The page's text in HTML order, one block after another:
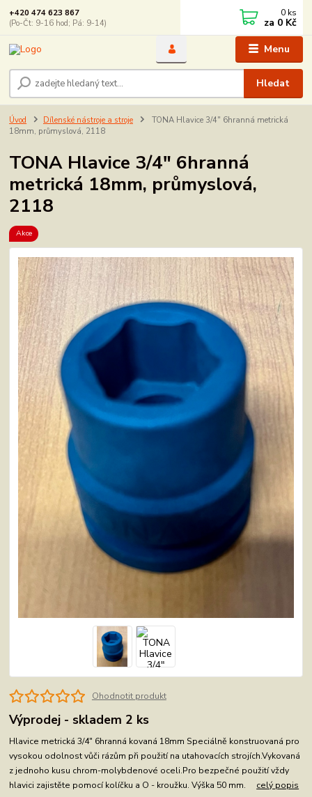
Menu
Hledat
+420 474 623 867
(Po-Čt: 9-16 hod; Pá: 9-14)
0 ks
za 0 Kč
Úvod Dílenské nástroje a stroje
TONA Hlavice 3/4" 6hranná metrická
18mm, průmyslová, 2118
TONA Hlavice 3/4" 6hranná
metrická 18mm, průmyslová,
2118
Akce
Ohodnotit produkt
Výprodej - skladem 2 ks
Hlavice metrická 3/4" 6hranná kovaná 18mm Speciálně konstruovaná pro
vysokou odolnost vůči rázům při použití na utahovacích strojích.Vykovaná
z jednoho kusu chrom-molybdenové oceli.Pro bezpečné použití vždy
hlavici zajistěte pomocí kolíčku a O - kroužku. Výška 50 mm. celý popis